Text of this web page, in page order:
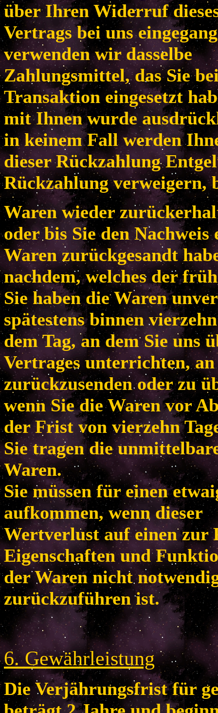
über Ihren Widerruf
Vertrags bei uns
verwenden wir dasselbe
Zahlungsmittel, das Sie
Transaktion eingesetzt
mit Ihnen wurde
in keinem Fall werden
dieser Rückzahlung
Rückzahlung verweigern,
Waren wieder
oder bis Sie den
Waren zurückgesandt
nachdem, welches der
Sie haben die Waren
spätestens binnen
dem Tag, an dem Sie uns
Vertrages unterrichten, an
zurückzusenden oder zu
wenn Sie die Waren vor
der Frist von vierzehn
Sie tragen die
Waren.
Sie müssen für einen
aufkommen, wenn dieser
Wertverlust auf einen zur
Eigenschaften und
der Waren nicht
zurückzuführen ist.
6. Gewährleistung
Die Verjährungsfrist für